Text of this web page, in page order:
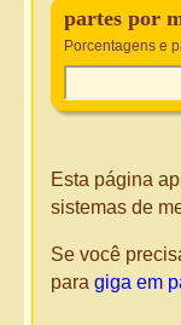
partes por
Porcentagens e
Esta página
sistemas de
Se você
para giga em